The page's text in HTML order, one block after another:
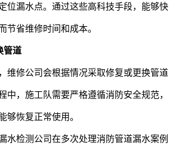
位漏水点。通过这些高科技手段，能够快
节省维修时间和成本。
管道
维修公司会根据情况采取修复或更换管道
中，施工队需要严格遵循消防安全规范，
够恢复正常使用。
水检测公司在多次处理消防管道漏水案例